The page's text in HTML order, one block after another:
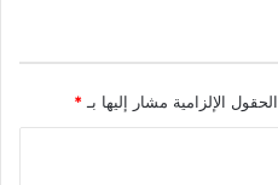
الحقول الإلزامية مشار إليها بـ *